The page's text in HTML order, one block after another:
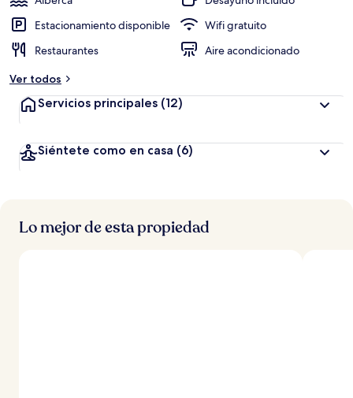
Estacionamiento disponible
Wifi gratuito
Restaurantes
Aire acondicionado
Ver todos
Servicios principales (12)
Siéntete como en casa (6)
Lo mejor de esta propiedad